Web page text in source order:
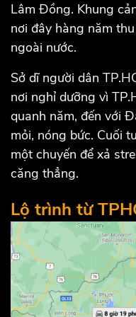
Lâm Đồng. Khung
nơi đây hàng năm
ngoài nước.
Sở dĩ người dân
nơi nghỉ dưỡng vì
quanh năm, đến với
mỏi, nóng bức. Cuối
một chuyến để xả
căng thẳng.
Lộ trình từ